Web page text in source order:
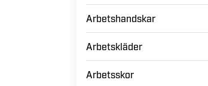
Arbetshandskar
Arbetskläder
Arbetsskor